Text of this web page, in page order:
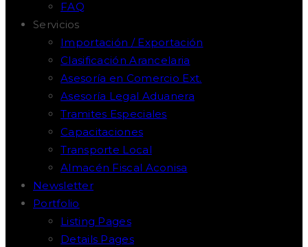
FAQ
Servicios
Importación / Exportación
Clasificación Arancelaria
Asesoría en Comercio Ext.
Asesoría Legal Aduanera
Tramites Especiales
Capacitaciones
Transporte Local
Almacén Fiscal Aconisa
Newsletter
Portfolio
Listing Pages
Details Pages